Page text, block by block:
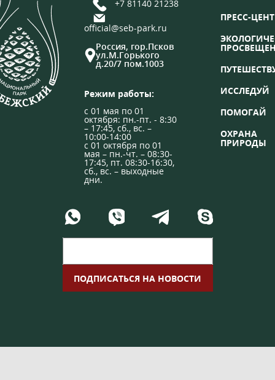
+7 81140 21238
official@seb-park.ru
Россия, гор.Псков
ул.М.Горького
д.20/7 пом.1003
Режим работы:
с 01 мая по 01
октября: пн.-пт. - 8:30
– 17:45, сб., вс. –
10:00-14:00
с 01 октября по 01
мая – пн.-чт. – 08:30-
17:45, пт. 08:30-16:30,
сб., вс. – выходные
дни.
ПРЕСС-
ИССЛЕДУЙ
ПОМОГАЙ
ОХРАНА
ПРИРОДЫ